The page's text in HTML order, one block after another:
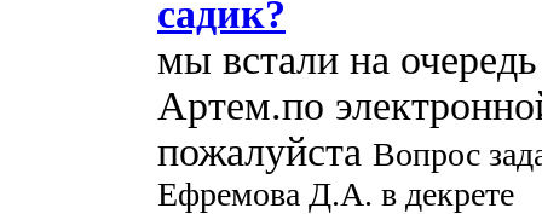
садик?
мы встали на
Артем.по
пожалуйста Вопрос
Ефремова Д.А. в декрете